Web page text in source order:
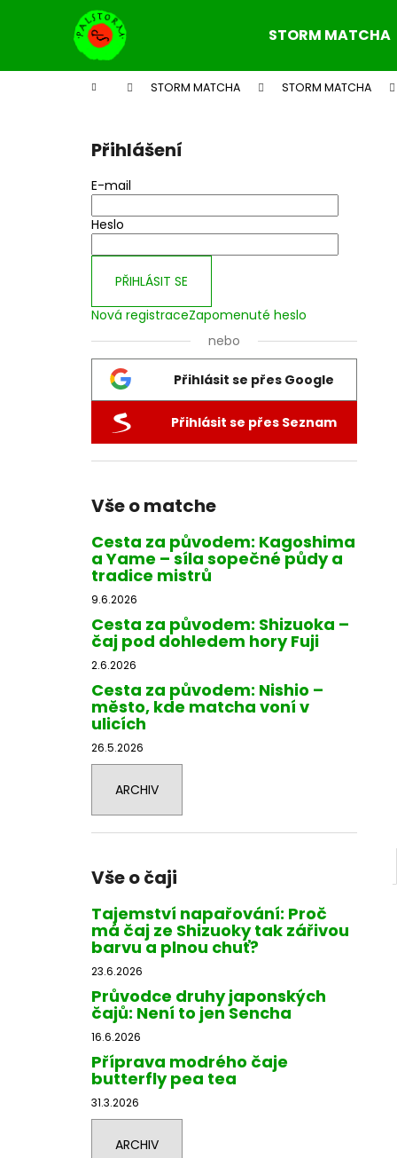
STORM MATCHA
Domů STORM MATCHA STORM MATCHA
Přihlášení
E-mail
Heslo
PŘIHLÁSIT SE
Nová registraceZapomenuté heslo
nebo
Přihlásit se přes Google
Přihlásit se přes Seznam
Vše o matche
Cesta za původem: Kagoshima
a Yame – síla sopečné půdy a
tradice mistrů
9.6.2026
Cesta za původem: Shizuoka –
čaj pod dohledem hory Fuji
2.6.2026
Cesta za původem: Nishio –
město, kde matcha voní v
ulicích
26.5.2026
ARCHIV
Vše o čaji
Tajemství napařování: Proč
má čaj ze Shizuoky tak zářivou
barvu a plnou chuť?
23.6.2026
Průvodce druhy japonských
čajů: Není to jen Sencha
16.6.2026
Příprava modrého čaje
butterfly pea tea
31.3.2026
ARCHIV
í
Zpět
do
Zpět
do
STORM MATCHA EMERALD
40 Kč